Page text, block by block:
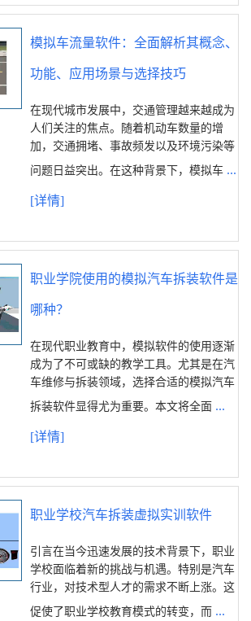
模拟车流量软件：全面解析其概念、
功能、应用场景与选择技巧
在现代城市发展中，交通管理越来越成为
人们关注的焦点。随着机动车数量的增
加，交通拥堵、事故频发以及环境污染等
问题日益突出。在这种背景下，模拟车 ...
[详情]
职业学院使用的模拟汽车拆装软件是
哪种？
在现代职业教育中，模拟软件的使用逐渐
成为了不可或缺的教学工具。尤其是在汽
车维修与拆装领域，选择合适的模拟汽车
拆装软件显得尤为重要。本文将全面 ...
[详情]
职业学校汽车拆装虚拟实训软件
引言在当今迅速发展的技术背景下，职业
学校面临着新的挑战与机遇。特别是汽车
行业，对技术型人才的需求不断上涨。这
促使了职业学校教育模式的转变，而 ...